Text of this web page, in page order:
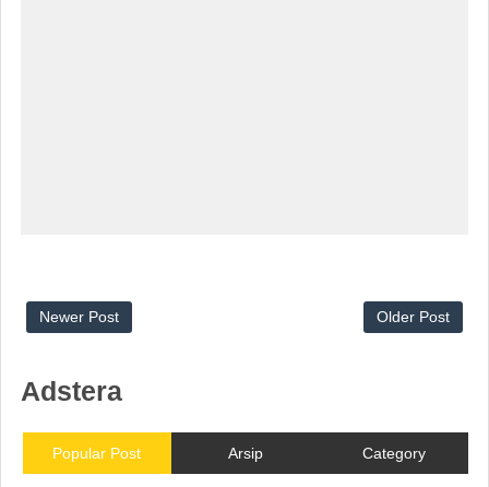
Newer Post Older Post
Adstera
Popular Post Arsip Category